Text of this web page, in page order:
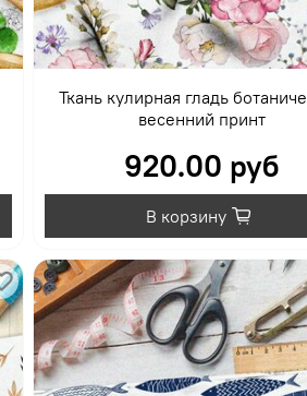
Ткань кулирная гладь
весенний принт
920.00 руб
В корзину